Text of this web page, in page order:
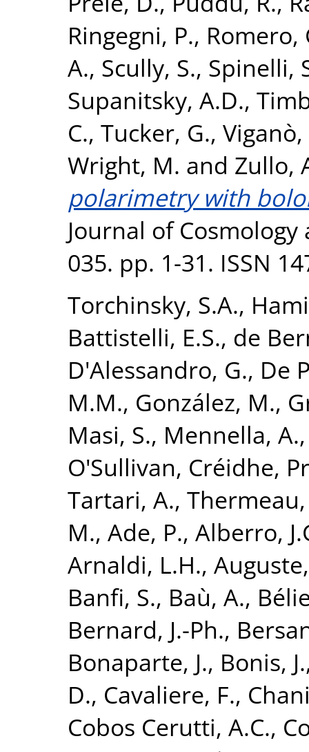
Ringegni, P., Romero,
A., Scully, S., Spinelli,
Supanitsky, A.D.,
C., Tucker, G., Viganò,
Wright, M. and Zullo,
polarimetry with
Journal of
035. pp. 1-31. ISSN
Torchinsky, S.A.,
Battistelli, E.S., de
D'Alessandro, G., De
M.M., González, M.,
Masi, S., Mennella, A.
O'Sullivan, Créidhe,
Tartari, A., Thermeau,
M., Ade, P., Alberro,
Arnaldi, L.H.,
Banfi, S., Baù, A.,
Bernard, J.-Ph.,
Bonaparte, J., Bonis, J.
D., Cavaliere, F.,
Cobos Cerutti, A.C.,